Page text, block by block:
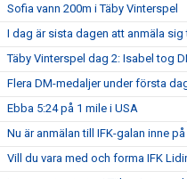
Sofia vann 200m i Täby Vinterspel
I dag är sista dagen att anmäla sig
Täby Vinterspel dag 2: Isabel tog
Flera DM-medaljer under första
Ebba 5:24 på 1 mile i USA
Nu är anmälan till IFK-galan inne
Vill du vara med och forma IFK